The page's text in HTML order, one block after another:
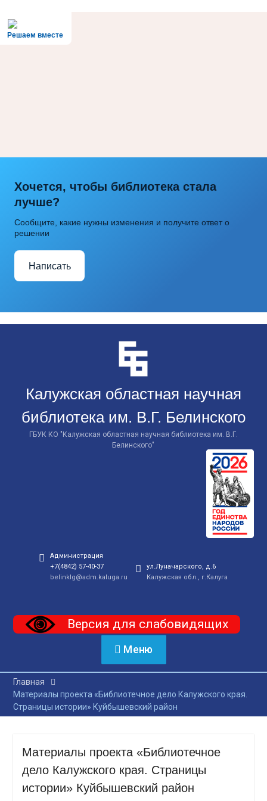
Решаем вместе
Хочется, чтобы библиотека стала
лучше?
Сообщите, какие нужны изменения и получите ответ о
решении
Написать
Калужская областная научная
библиотека им. В.Г. Белинского
ГБУК КО "Калужская областная научная библиотека им. В.Г.
Белинского"
Администрация
+7(4842) 57-40-37
belinklg@adm.kaluga.ru
ул.Луначарского, д.6
Калужская обл., г.Калуга
Версия для слабовидящих
Меню
Главная
Материалы проекта «Библиотечное дело Калужского края.
Страницы истории» Куйбышевский район
Материалы проекта «Библиотечное
дело Калужского края. Страницы
истории» Куйбышевский район